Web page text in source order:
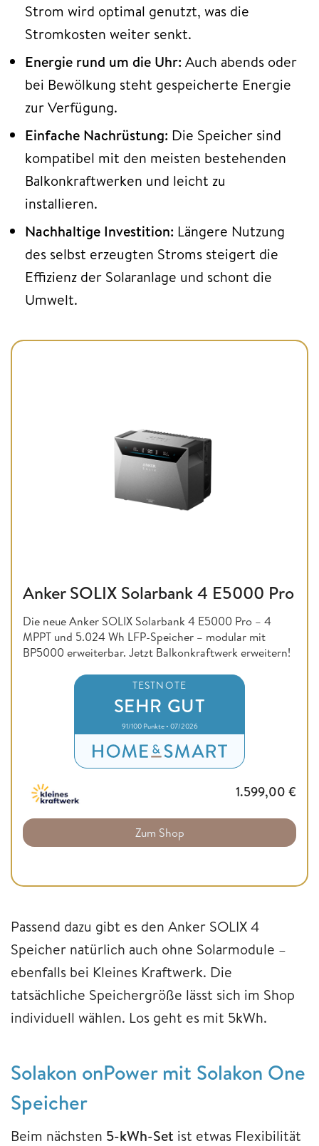
Strom wird optimal genutzt, was die
Stromkosten weiter senkt.
Energie rund um die Uhr: Auch abends oder
bei Bewölkung steht gespeicherte Energie
zur Verfügung.
Einfache Nachrüstung: Die Speicher sind
kompatibel mit den meisten bestehenden
Balkonkraftwerken und leicht zu
installieren.
Nachhaltige Investition: Längere Nutzung
des selbst erzeugten Stroms steigert die
Effizienz der Solaranlage und schont die
Umwelt.
Anker SOLIX Solarbank 4 E5000 Pro
Die neue Anker SOLIX Solarbank 4 E5000 Pro – 4
MPPT und 5.024 Wh LFP-Speicher – modular mit
BP5000 erweiterbar. Jetzt Balkonkraftwerk erweitern!
TESTNOTE
SEHR GUT
91/100 Punkte • 07/2026
1.599,00 €
Zum Shop
Passend dazu gibt es den Anker SOLIX 4
Speicher natürlich auch ohne Solarmodule –
ebenfalls bei Kleines Kraftwerk. Die
tatsächliche Speichergröße lässt sich im Shop
individuell wählen. Los geht es mit 5kWh.
Solakon onPower mit Solakon One
Speicher
Beim nächsten 5-kWh-Set ist etwas Flexibilität